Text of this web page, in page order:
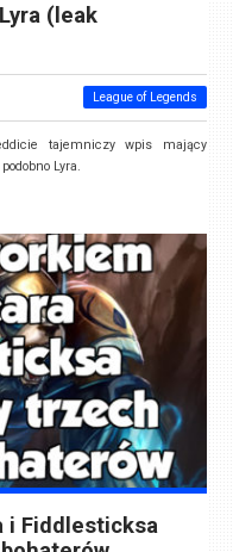
(leak
League of Legends
tajemniczy wpis mający
Lyra.
i Fiddlesticksa